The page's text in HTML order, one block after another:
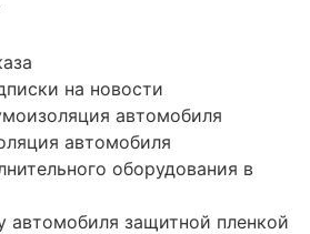
на новости
автомобиля
автомобиля
оборудования в
автомобиля защитной пленкой